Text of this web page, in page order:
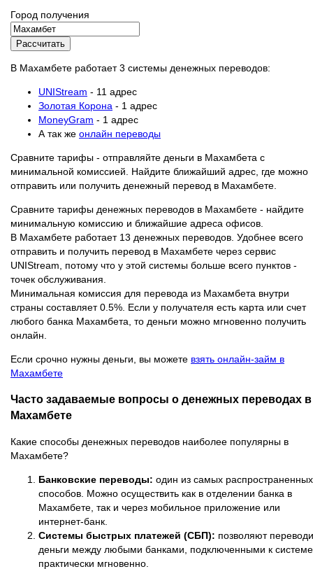
Город получения
Рассчитать
В Махамбете работает 3 системы денежных переводов:
UNIStream - 11 адрес
Золотая Корона - 1 адрес
MoneyGram - 1 адрес
А так же онлайн переводы
Сравните тарифы - отправляйте деньги в Махамбета с
минимальной комиссией. Найдите ближайший адрес, где можно
отправить или получить денежный перевод в Махамбете.
Сравните тарифы денежных переводов в Махамбете - найдите
минимальную комиссию и ближайшие адреса офисов.
В Махамбете работает 13 денежных переводов. Удобнее всего
отправить и получить перевод в Махамбете через сервис
UNIStream, потому что у этой системы больше всего пунктов -
точек обслуживания.
Минимальная комиссия для перевода из Махамбета внутри
страны составляет 0.5%. Если у получателя есть карта или счет
любого банка Махамбета, то деньги можно мгновенно получить
онлайн.
Если срочно нужны деньги, вы можете взять онлайн-займ в
Махамбете
Часто задаваемые вопросы о денежных переводах в
Махамбете
Какие способы денежных переводов наиболее популярны в
Махамбете?
Банковские переводы: один из самых распространенных
способов. Можно осуществить как в отделении банка в
Махамбете, так и через мобильное приложение или
интернет-банк.
Системы быстрых платежей (СБП): позволяют
деньги между любыми банками, подключенными к
практически мгновенно.